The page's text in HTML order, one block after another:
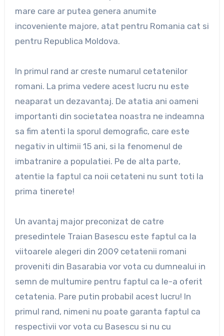
mare care ar putea genera anumite
incoveniente majore, atat pentru Romania cat si
pentru Republica Moldova.
In primul rand ar creste numarul cetatenilor
romani. La prima vedere acest lucru nu este
neaparat un dezavantaj. De atatia ani oameni
importanti din societatea noastra ne indeamna
sa fim atenti la sporul demografic, care este
negativ in ultimii 15 ani, si la fenomenul de
imbatranire a populatiei. Pe de alta parte,
atentie la faptul ca noii cetateni nu sunt toti la
prima tinerete!
Un avantaj major preconizat de catre
presedintele Traian Basescu este faptul ca la
viitoarele alegeri din 2009 cetatenii romani
proveniti din Basarabia vor vota cu dumnealui in
semn de multumire pentru faptul ca le-a oferit
cetatenia. Pare putin probabil acest lucru! In
primul rand, nimeni nu poate garanta faptul ca
respectivii vor vota cu Basescu si nu cu